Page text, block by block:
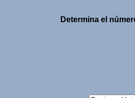
Determina el